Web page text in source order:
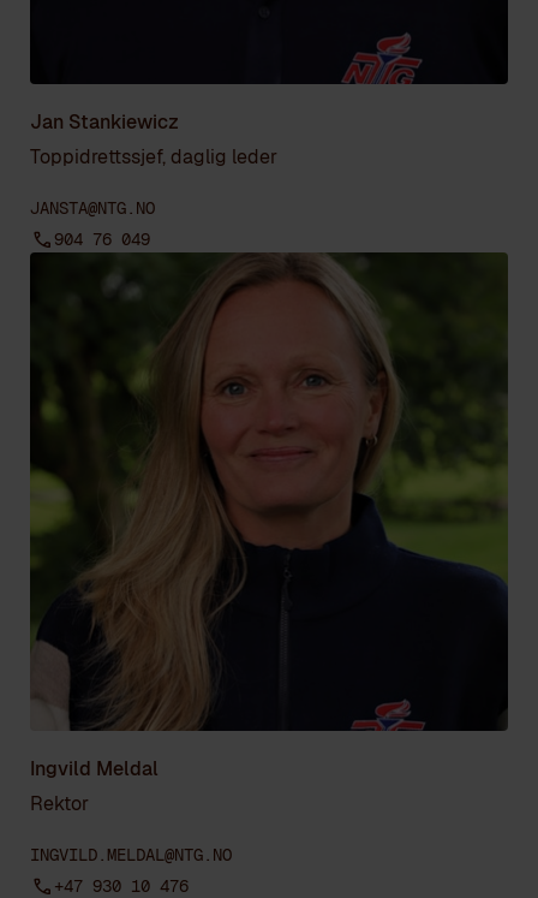
Jan Stankiewicz
Toppidrettssjef, daglig leder
JANSTA@NTG.NO
904 76 049
Ingvild Meldal
Rektor
INGVILD.MELDAL@NTG.NO
+47 930 10 476